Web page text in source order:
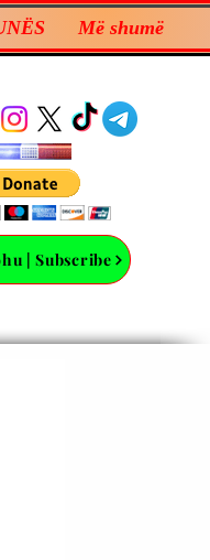
Më shumë
| Subscribe